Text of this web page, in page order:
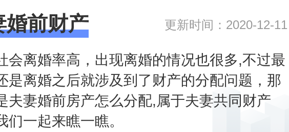
婚前财产 更新时间：2020-12-11
会离婚率高，出现离婚的情况也很多,不过最
是离婚之后就涉及到了财产的分配问题，那
夫妻婚前房产怎么分配,属于夫妻共同财产
们一起来瞧一瞧。